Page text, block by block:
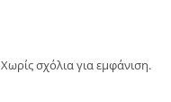
Χωρίς σχόλια για εμφάνιση.